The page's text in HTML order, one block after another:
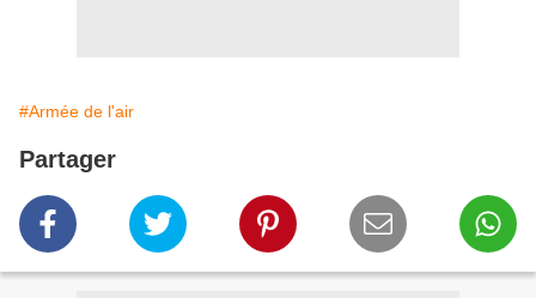
#Armée de l'air
Partager